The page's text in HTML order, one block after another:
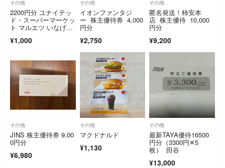
その他
2200円分 ユナイテッ
ド・スーパーマーケッ
ト マルエツ いなげ
¥1,000
その他
イオンファンタジ
ー 株主優待券 4,000
円分
¥2,750
その他
匿名発送！柿安本
店 株主優待 10,000
円分
¥9,200
その他
JINS 株主優待券 9,00
0円分
¥6,980
その他
マクドナルド
¥1,130
その他
最新TAYA優待16500
円分（3300円✕5
枚） 田谷
¥13,000